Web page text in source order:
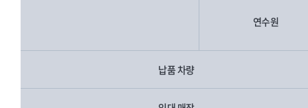
연수원
납품 차량